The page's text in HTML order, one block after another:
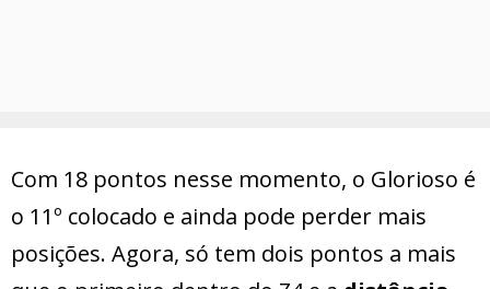
Com 18 pontos nesse momento, o Glorioso é
o 11º colocado e ainda pode perder mais
posições. Agora, só tem dois pontos a mais